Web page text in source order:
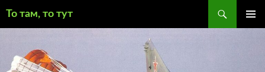
То там, то тут
СОДЕРЖИМОМУ